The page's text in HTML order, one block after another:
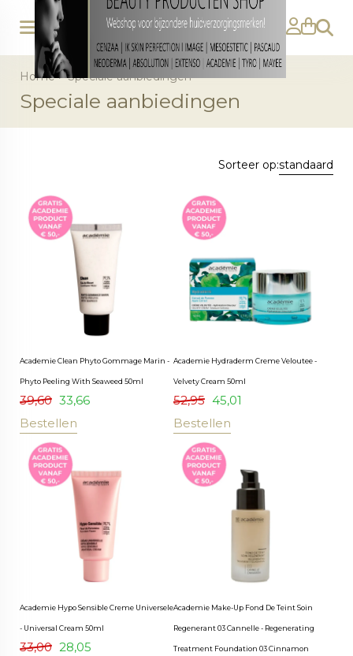
Home>Speciale aanbiedingen
Speciale aanbiedingen
Sorteer op:standaard
Academie Clean Phyto Gommage Marin -
Phyto Peeling With Seaweed 50ml
39,60 33,66
Bestellen
Academie Hydraderm Creme Veloutee -
Velvety Cream 50ml
52,95 45,01
Bestellen
Academie Hypo Sensible Creme Universele
- Universal Cream 50ml
33,00 28,05
Academie Make-Up Fond De Teint Soin
Regenerant 03 Cannelle - Regenerating
Treatment Foundation 03 Cinnamon